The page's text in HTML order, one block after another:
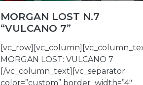
MORGAN LOST N.7
“VULCANO 7”
MORGAN LOST: VULCANO 7
[/vc_column_text][vc_separator
color=”custom” border_width=”4″